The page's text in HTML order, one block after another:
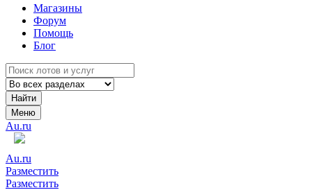
Магазины
Форум
Помощь
Блог
Найти
Меню
Au.ru
Au.ru
Разместить
Разместить